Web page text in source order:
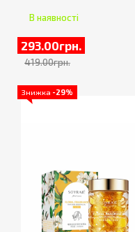
В наявності
293.00грн.
419.00грн.
Знижка -29%